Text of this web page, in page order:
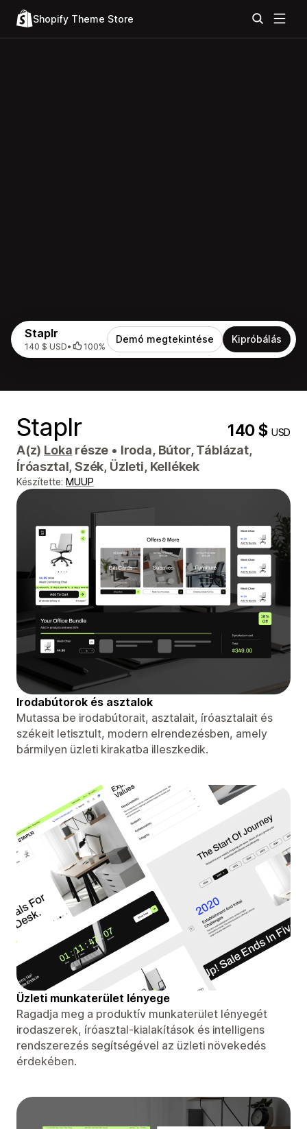
Shopify Theme Store
Staplr
140 $ USD• 100%
Demó megtekintése Kipróbálás
Staplr 140 $USD
A(z) Loka része • Iroda, Bútor, Táblázat,
Íróasztal, Szék, Üzleti, Kellékek
Készítette: MUUP
Irodabútorok és asztalok
Mutassa be irodabútorait, asztalait, íróasztalait és
székeit letisztult, modern elrendezésben, amely
bármilyen üzleti kirakatba illeszkedik.
Üzleti munkaterület lényege
Ragadja meg a produktív munkaterület lényegét
irodaszerek, íróasztal-kialakítások és intelligens
rendszerezés segítségével az üzleti növekedés
érdekében.